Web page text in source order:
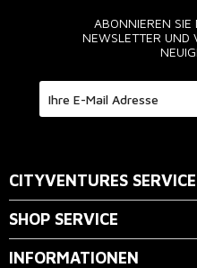
ABONNIEREN SIE
NEWSLETTER UND
CITYVENTURES
SHOP SERVICE
INFORMATIONEN